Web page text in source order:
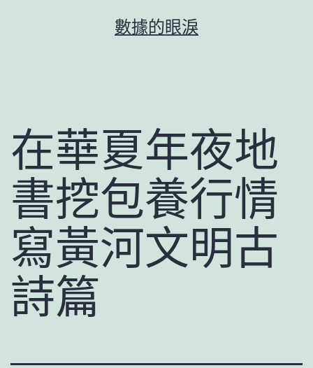
數據的眼淚
在華夏年夜地
書挖包養行情
寫黃河文明古
詩篇